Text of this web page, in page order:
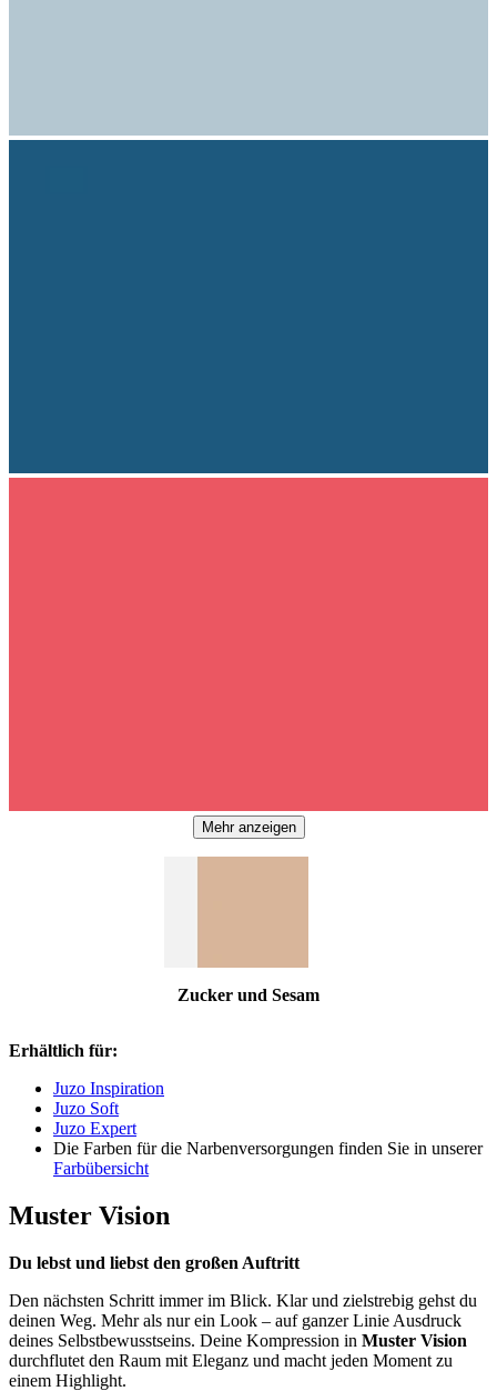
Mehr anzeigen
Zucker und Sesam
Erhältlich für:
Juzo Inspiration
Juzo Soft
Juzo Expert
Die Farben für die Narbenversorgungen finden Sie in unserer
Farbübersicht
Muster Vision
Du lebst und liebst den großen Auftritt
Den nächsten Schritt immer im Blick. Klar und zielstrebig gehst du
deinen Weg. Mehr als nur ein Look – auf ganzer Linie Ausdruck
deines Selbstbewusstseins. Deine Kompression in Muster Vision
durchflutet den Raum mit Eleganz und macht jeden Moment zu
einem Highlight.